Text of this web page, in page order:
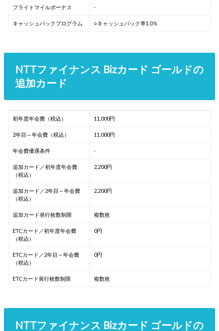
フライトマイルボーナス -
キャッシュバックプログラム ○キャッシュバック率1.0％
NTTファイナンス Bizカード ゴールドの
追加カード
初年度年会費（税込） 11,000円
2年目～年会費（税込） 11,000円
年会費優遇条件 -
追加カード／初年度年会費
（税込）
2,200円
追加カード／2年目～年会費
（税込）
2,200円
追加カード発行枚数制限 複数枚
ETCカード／初年度年会費
（税込）
0円
ETCカード／2年目～年会費
（税込）
0円
ETCカード発行枚数制限 複数枚
NTTファイナンス Bizカード ゴールドの